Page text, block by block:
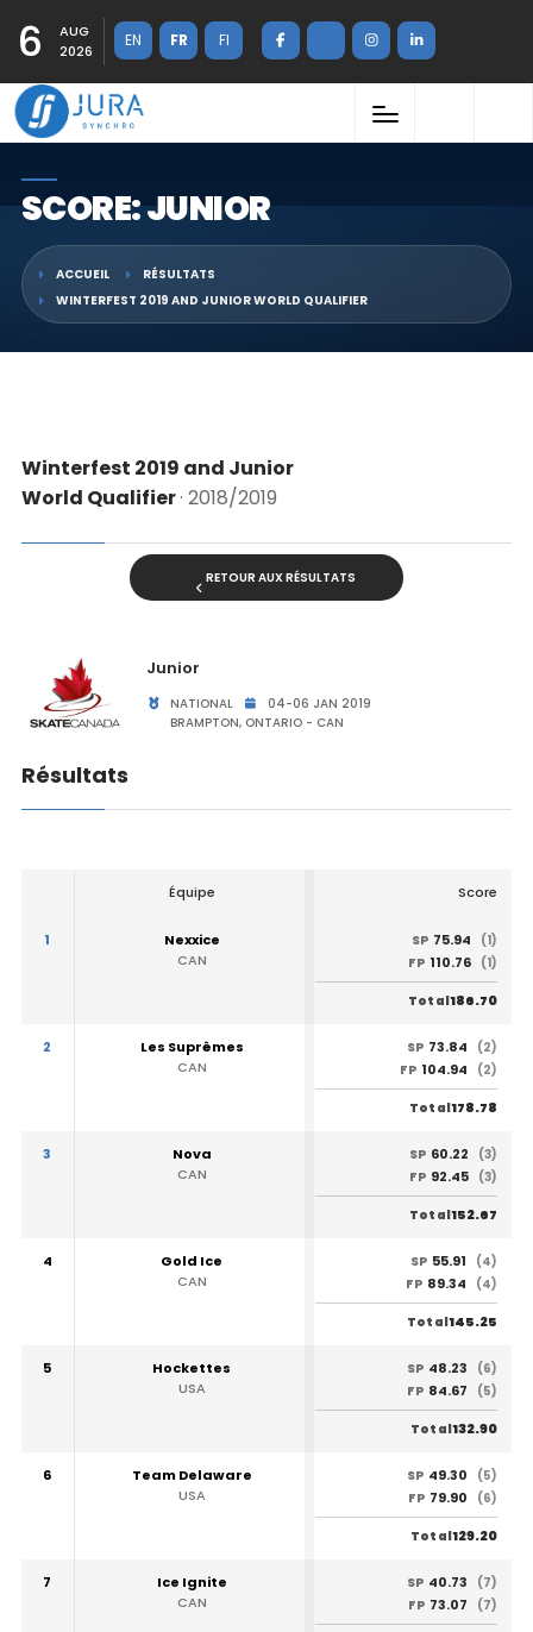
6
AUG
2026
EN FR FI
SCORE: JUNIOR
ACCUEIL
RÉSULTATS
WINTERFEST 2019 AND JUNIOR WORLD QUALIFIER
Winterfest 2019 and Junior
World Qualifier· 2018/2019
RETOUR AUX RÉSULTATS
Junior
NATIONAL
04-06 JAN 2019
BRAMPTON, ONTARIO - CAN
Résultats
Équipe Score
1
Nexxice
CAN
SP 75.94
(1)
FP 110.76 (1)
Total186.70
2
Les Suprêmes
CAN
SP 73.84
(2)
FP 104.94 (2)
Total178.78
3
Nova
CAN
SP 60.22
(3)
FP 92.45 (3)
Total152.67
4
Gold Ice
CAN
SP 55.91
(4)
FP 89.34 (4)
Total145.25
5
Hockettes
USA
SP 48.23
(6)
FP 84.67 (5)
Total132.90
6
Team Delaware
USA
SP 49.30
(5)
FP 79.90 (6)
Total129.20
7
Ice Ignite
CAN
SP 40.73
(7)
FP 73.07 (7)